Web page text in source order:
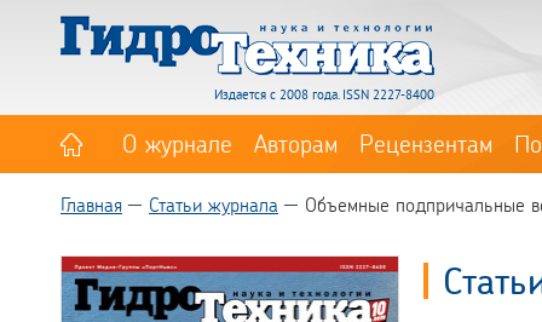
Издается с 2008 года. ISSN 2227-8400
О журнале Авторам Рецензентам
Главная Статьи журнала Объемные подпричальные